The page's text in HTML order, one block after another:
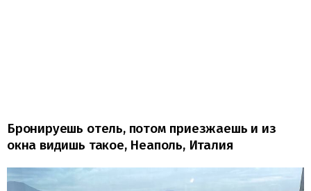
Бронируешь отель, потом приезжаешь и из
окна видишь такое, Неаполь, Италия